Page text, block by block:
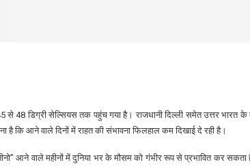
48 डिग्री सेल्सियस तक पहुंच गया है। राजधानी दिल्ली समेत उत्तर भारत के
है कि आने वाले दिनों में राहत की संभावना फिलहाल कम दिखाई दे रही है।
आने वाले महीनों में दुनिया भर के मौसम को गंभीर रूप से प्रभावित कर सकता